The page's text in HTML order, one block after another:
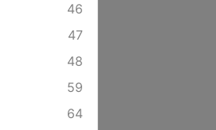
46
47
48
59
64